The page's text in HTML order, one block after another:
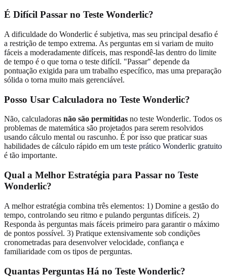
É Difícil Passar no Teste Wonderlic?
A dificuldade do Wonderlic é subjetiva, mas seu principal desafio é
a restrição de tempo extrema. As perguntas em si variam de muito
fáceis a moderadamente difíceis, mas respondê-las dentro do limite
de tempo é o que torna o teste difícil. "Passar" depende da
pontuação exigida para um trabalho específico, mas uma preparação
sólida o torna muito mais gerenciável.
Posso Usar Calculadora no Teste Wonderlic?
Não, calculadoras não são permitidas no teste Wonderlic. Todos os
problemas de matemática são projetados para serem resolvidos
usando cálculo mental ou rascunho. É por isso que praticar suas
habilidades de cálculo rápido em um teste prático Wonderlic gratuito
é tão importante.
Qual a Melhor Estratégia para Passar no Teste
Wonderlic?
A melhor estratégia combina três elementos: 1) Domine a gestão do
tempo, controlando seu ritmo e pulando perguntas difíceis. 2)
Responda às perguntas mais fáceis primeiro para garantir o máximo
de pontos possível. 3) Pratique extensivamente sob condições
cronometradas para desenvolver velocidade, confiança e
familiaridade com os tipos de perguntas.
Quantas Perguntas Há no Teste Wonderlic?